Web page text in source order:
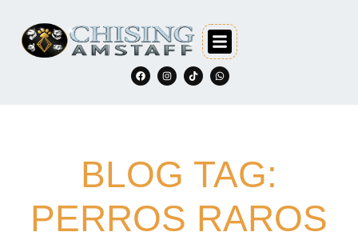
BLOG TAG:
PERROS RAROS